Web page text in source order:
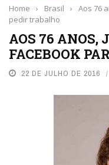
Home › Brasil ›
Aos 76
pedir trabalho
AOS 76 ANOS,
FACEBOOK
22 DE JULHO DE 2016